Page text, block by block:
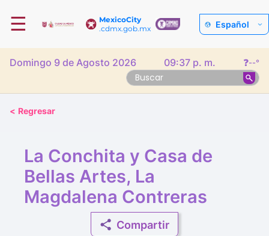
MexicoCity
.cdmx.gob.mx
☰ Español
Domingo 9 de Agosto 2026 09:37 p. m. ❓--°
< Regresar
La Conchita y Casa de
Bellas Artes, La
Magdalena Contreras
Compartir